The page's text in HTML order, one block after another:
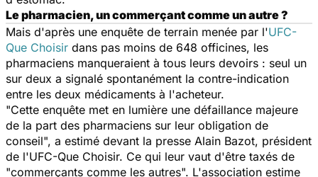
Le pharmacien, un commerçant comme un autre ?
Mais d'après une enquête de terrain menée par l'UFC-
Que Choisir dans pas moins de 648 officines, les
pharmaciens manqueraient à tous leurs devoirs : seul un
sur deux a signalé spontanément la contre-indication
entre les deux médicaments à l'acheteur.
"Cette enquête met en lumière une défaillance majeure
de la part des pharmaciens sur leur obligation de
conseil", a estimé devant la presse Alain Bazot, président
de l'UFC-Que Choisir. Ce qui leur vaut d'être taxés de
"commerçants comme les autres". L'association estime